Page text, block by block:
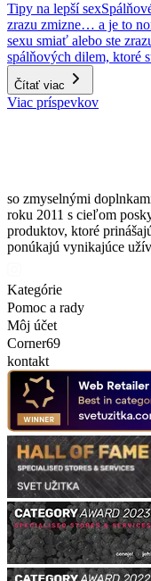
Tipy na lepší sex
zrazu zmizne… a je to
sexu smiať alebo ste
spálňových dilem, ktoré
Čítať viac
Viac príspevkov
so zmyselnými
roku 2011 s cieľom
produktov, ktoré
ponúkajú vynikajúce
Kategórie
Pomoc a rady
Môj účet
Corner69
kontakt